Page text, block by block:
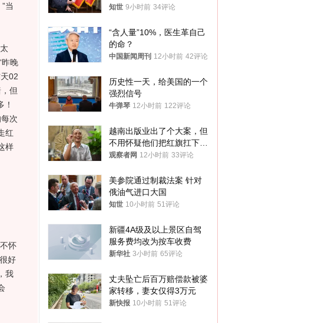
当
昨晚
02
但
次
红
样
怀
好
我
国，但他们也在对话
知世 9小时前 34评论
“含人量”10%，医生革自己
的命？
中国新闻周刊 12小时前 42评论
历史性一天，给美国的一个
强烈信号
牛弹琴 12小时前 122评论
越南出版业出了个大案，但
不用怀疑他们把红旗扛下去
的决心
观察者网 12小时前 33评论
美参院通过制裁法案 针对
俄油气进口大国
知世 10小时前 51评论
新疆4A级及以上景区自驾
服务费均改为按车收费
新华社 3小时前 65评论
丈夫坠亡后百万赔偿款被婆
家转移，妻女仅得3万元
新快报 10小时前 51评论